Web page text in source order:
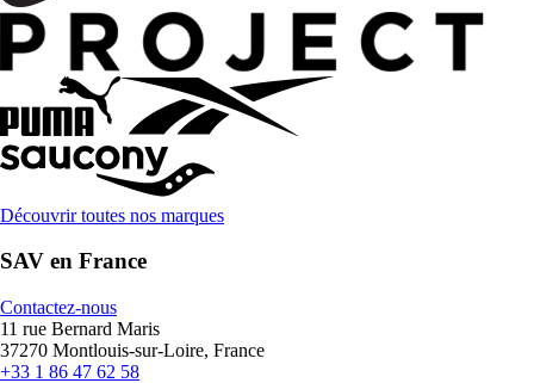
Découvrir toutes nos marques
SAV en France
Contactez-nous
11 rue Bernard Maris
37270 Montlouis-sur-Loire, France
+33 1 86 47 62 58